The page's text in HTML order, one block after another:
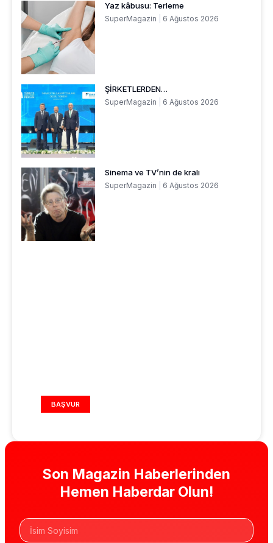
Yaz kâbusu: Terleme
SuperMagazin 6 Ağustos 2026
ŞİRKETLERDEN…
SuperMagazin 6 Ağustos 2026
Sinema ve TV’nin de kralı
SuperMagazin 6 Ağustos 2026
BAŞVUR
Son Magazin Haberlerinden
Hemen Haberdar Olun!